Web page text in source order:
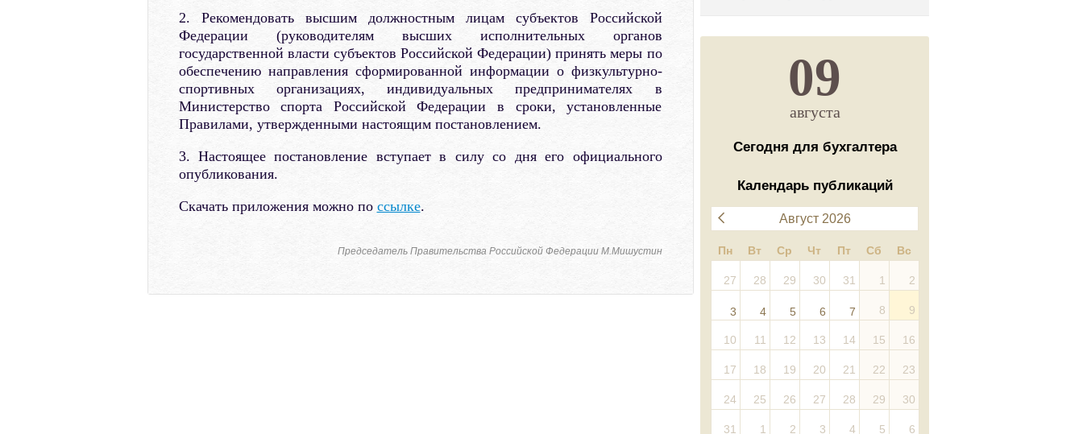
2. Рекомендовать высшим должностным лицам субъектов Российской
Федерации (руководителям высших исполнительных органов
государственной власти субъектов Российской Федерации) принять меры по
обеспечению направления сформированной информации о физкультурно-
спортивных организациях, индивидуальных предпринимателях в
Министерство спорта Российской Федерации в сроки, установленные
Правилами, утвержденными настоящим постановлением.
3. Настоящее постановление вступает в силу со дня его официального
опубликования.
Скачать приложения можно по ссылке.
Председатель Правительства Российской Федерации М.Мишустин
09
августа
Сегодня для бухгалтера
Календарь публикаций
Август 2026
Пн Вт Ср Чт Пт Сб Вс
27 28 29 30 31 1 2
3 4 5 6 7 8 9
10 11 12 13 14 15 16
17 18 19 20 21 22 23
24 25 26 27 28 29 30
31 1 2 3 4 5 6